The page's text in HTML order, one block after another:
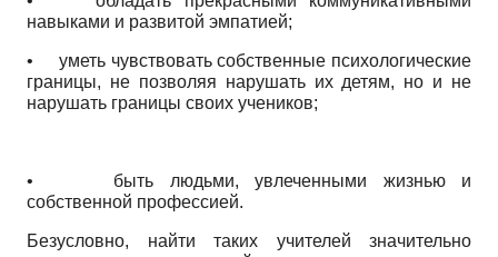
навыками и развитой эмпатией;
•уметь чувствовать собственные психологические
границы, не позволяя нарушать их детям, но и не
нарушать границы своих учеников;
• быть людьми, увлеченными жизнью и
собственной профессией.
Безусловно, найти таких учителей значительно